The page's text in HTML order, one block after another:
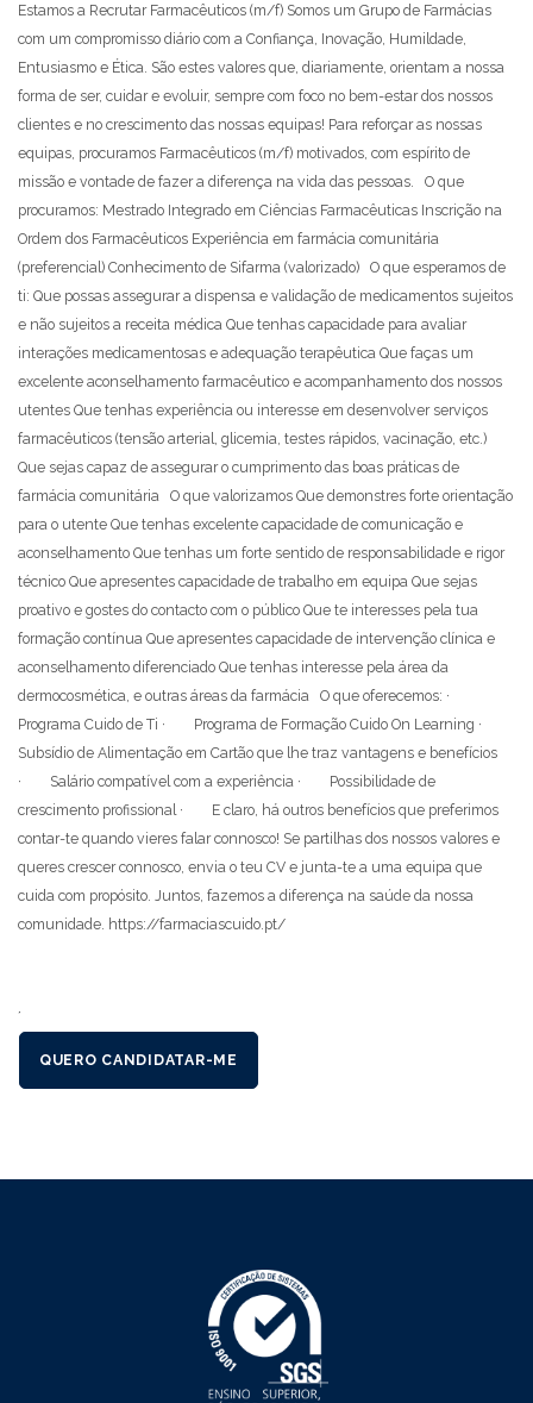
Estamos a Recrutar Farmacêuticos (m/f) Somos um Grupo de Farmácias
com um compromisso diário com a Confiança, Inovação, Humildade,
Entusiasmo e Ética. São estes valores que, diariamente, orientam a nossa
forma de ser, cuidar e evoluir, sempre com foco no bem-estar dos nossos
clientes e no crescimento das nossas equipas! Para reforçar as nossas
equipas, procuramos Farmacêuticos (m/f) motivados, com espírito de
missão e vontade de fazer a diferença na vida das pessoas. O que
procuramos: Mestrado Integrado em Ciências Farmacêuticas Inscrição na
Ordem dos Farmacêuticos Experiência em farmácia comunitária
(preferencial) Conhecimento de Sifarma (valorizado) O que esperamos de
ti: Que possas assegurar a dispensa e validação de medicamentos sujeitos
e não sujeitos a receita médica Que tenhas capacidade para avaliar
interações medicamentosas e adequação terapêutica Que faças um
excelente aconselhamento farmacêutico e acompanhamento dos nossos
utentes Que tenhas experiência ou interesse em desenvolver serviços
farmacêuticos (tensão arterial, glicemia, testes rápidos, vacinação, etc.)
Que sejas capaz de assegurar o cumprimento das boas práticas de
farmácia comunitária O que valorizamos Que demonstres forte orientação
para o utente Que tenhas excelente capacidade de comunicação e
aconselhamento Que tenhas um forte sentido de responsabilidade e rigor
técnico Que apresentes capacidade de trabalho em equipa Que sejas
proativo e gostes do contacto com o público Que te interesses pela tua
formação contínua Que apresentes capacidade de intervenção clínica e
aconselhamento diferenciado Que tenhas interesse pela área da
dermocosmética, e outras áreas da farmácia O que oferecemos: ·
Programa Cuido de Ti · Programa de Formação Cuido On Learning ·
Subsídio de Alimentação em Cartão que lhe traz vantagens e benefícios
· Salário compatível com a experiência · Possibilidade de
crescimento profissional · E claro, há outros benefícios que preferimos
contar-te quando vieres falar connosco! Se partilhas dos nossos valores e
queres crescer connosco, envia o teu CV e junta-te a uma equipa que
cuida com propósito. Juntos, fazemos a diferença na saúde da nossa
comunidade. https://farmaciascuido.pt/
´
QUERO CANDIDATAR-ME